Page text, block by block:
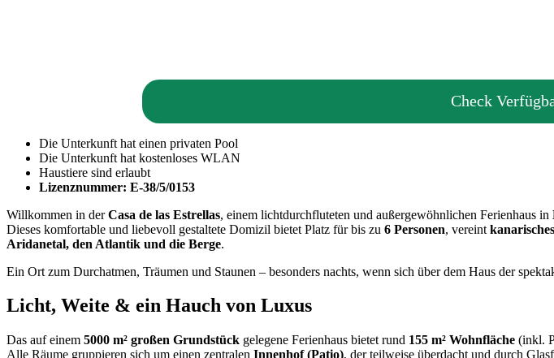
Check
Die Unterkunft hat einen privaten Pool
Die Unterkunft hat kostenloses WLAN
Haustiere sind erlaubt
Lizenznummer: E-38/5/0153
Willkommen in derCasa de las Estrellas, einem lichtdurchfluteten und außergewöhnlichen Ferienhaus in
Dieses komfortable und liebevoll gestaltete Domizil bietet Platz für bis zu 6 Personen, vereint
Aridanetal, den Atlantik und die Berge.
Ein Ort zum Durchatmen, Träumen und Staunen – besonders nachts, wenn sich über dem Haus der
Licht, Weite & ein Hauch von Luxus
Das auf einem 5000 m² großen Grundstück gelegene Ferienhaus bietet rund 155 m² Wohnfläche (inkl.
Alle Räume gruppieren sich um einen zentralen Innenhof (Patio), der teilweise überdacht und durch